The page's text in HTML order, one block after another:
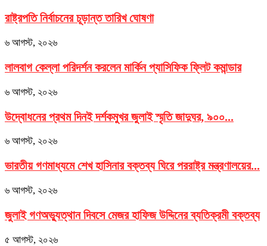
রাষ্ট্রপতি নির্বাচনের চূড়ান্ত তারিখ ঘোষণা
৬ আগস্ট, ২০২৬
লালবাগ কেল্লা পরিদর্শন করলেন মার্কিন প্যাসিফিক ফ্লিট কমান্ডার
৬ আগস্ট, ২০২৬
উদ্বোধনের প্রথম দিনই দর্শকমুখর জুলাই স্মৃতি জাদুঘর, ৯০০...
৬ আগস্ট, ২০২৬
ভারতীয় গণমাধ্যমে শেখ হাসিনার বক্তব্য ঘিরে পররাষ্ট্র মন্ত্রণালয়ের...
৬ আগস্ট, ২০২৬
জুলাই গণঅভ্যুত্থান দিবসে মেজর হাফিজ উদ্দিনের ব্যতিক্রমী বক্তব্য
৫ আগস্ট, ২০২৬